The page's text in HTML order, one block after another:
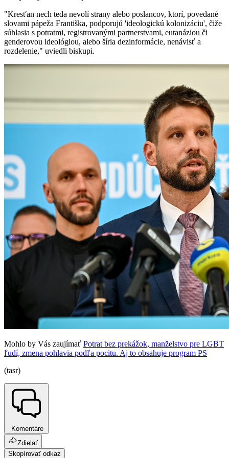
"Kresťan nech teda nevolí strany alebo poslancov, ktorí, povedané
slovami pápeža Františka, podporujú 'ideologickú kolonizáciu', čiže
súhlasia s potratmi, registrovanými partnerstvami, eutanáziou či
genderovou ideológiou, alebo šíria dezinformácie, nenávisť a
rozdelenie," uviedli biskupi.
Mohlo by Vás zaujímať Potrat bez prekážok, manželstvo pre LGBT
ľudí, zmena pohlavia podľa pocitu. Aj to obsahuje program PS
(tasr)
Komentáre
Zdielať
Skopírovať odkaz